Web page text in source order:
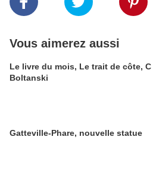
Vous aimerez aussi
Le livre du mois, Le trait de côte, C
Boltanski
Gatteville-Phare, nouvelle statue